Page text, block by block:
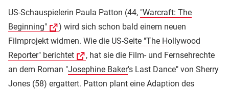
US-Schauspielerin Paula Patton (44, "Warcraft: The
Beginning"
) wird sich schon bald einem neuen
Filmprojekt widmen. Wie die US-Seite "The Hollywood
Reporter" berichtet
, hat sie die Film- und Fernsehrechte
an dem Roman "Josephine Baker's Last Dance" von Sherry
Jones (58) ergattert. Patton plant eine Adaption des